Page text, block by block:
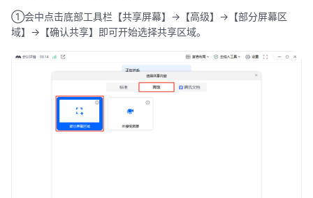
①会中点击底部工具栏【共享屏幕】->【高级】->【部分屏幕区
域】->【确认共享】即可开始选择共享区域。